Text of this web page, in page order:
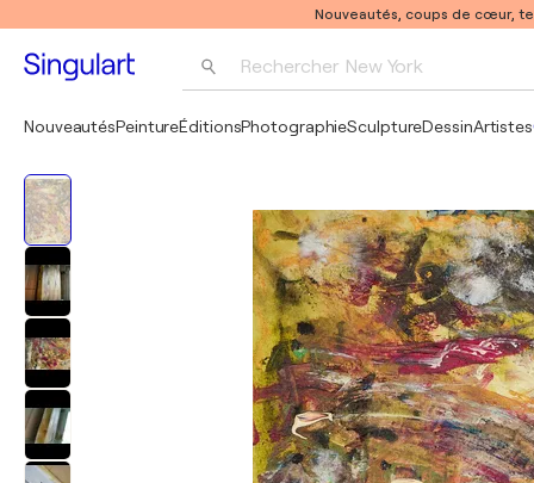
Nouveautés, coups de cœur,
Rechercher New York
Pablo Picasso
NouveautésPeintureÉditionsPhotographieSculptureDessinArtistes